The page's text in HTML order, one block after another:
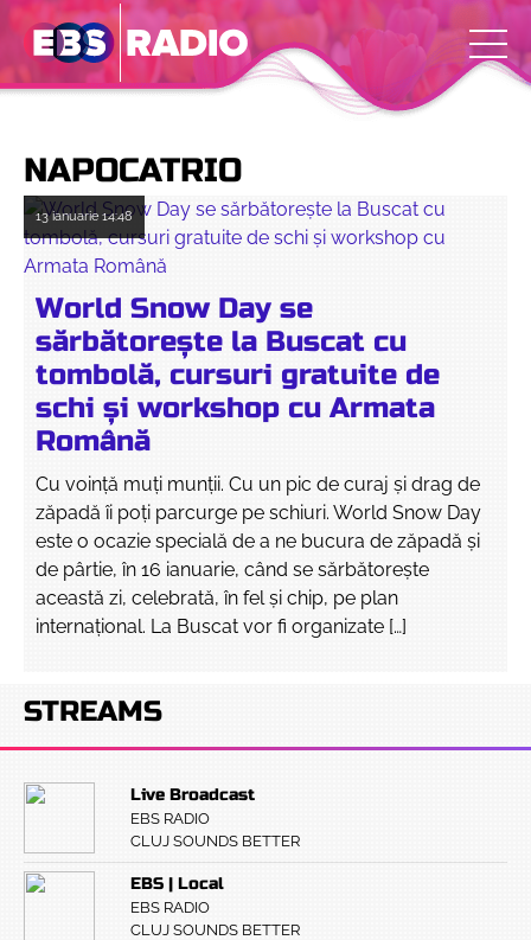
NAPOCATRIO
13 ianuarie 14:48
World Snow Day se
sărbătorește la Buscat cu
tombolă, cursuri gratuite de
schi și workshop cu Armata
Română
Cu voință muți munții. Cu un pic de curaj și drag de
zăpadă îi poți parcurge pe schiuri. World Snow Day
este o ocazie specială de a ne bucura de zăpadă și
de pârtie, în 16 ianuarie, când se sărbătorește
această zi, celebrată, în fel și chip, pe plan
internațional. La Buscat vor fi organizate […]
STREAMS
Live Broadcast
EBS RADIO
CLUJ SOUNDS BETTER
EBS | Local
EBS RADIO
CLUJ SOUNDS BETTER